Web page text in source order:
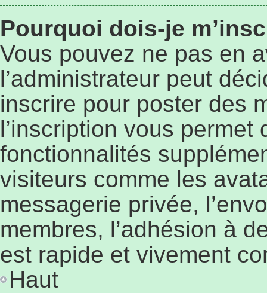
Pourquoi dois-je
Vous pouvez ne pas en
l’administrateur peut
inscrire pour poster des
l’inscription vous permet
fonctionnalités
visiteurs comme les
messagerie privée,
membres, l’adhésion à
est rapide et vivement
Haut